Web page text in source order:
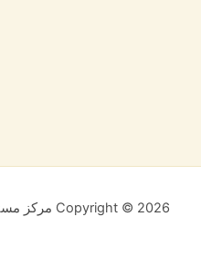
Copyright © 2026 مركز مستر كار لصيانة السيارات في جدة